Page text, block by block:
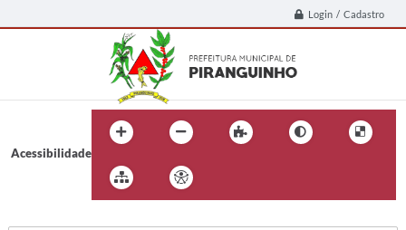
Login / Cadastro
Acessibilidade